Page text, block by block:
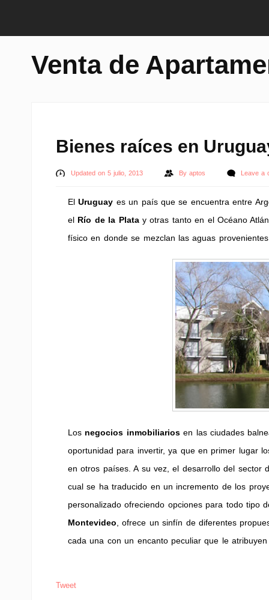
Venta de
Bienes raíces en
Updated on 5 julio, 2013 By aptos Leave a
ElUruguay es un país que se encuentra entre
el Río de la Platay otras tanto en el Océano
físico en donde se mezclan las aguas
Los negocios inmobiliariosen las ciudades
oportunidad para invertir, ya que en primer lugar
en otros países. A su vez, el desarrollo del sector
cual se ha traducido en un incremento de los
personalizado ofreciendo opciones para todo
Montevideo, ofrece un sinfín de diferentes
cada una con un encanto peculiar que le
Tweet